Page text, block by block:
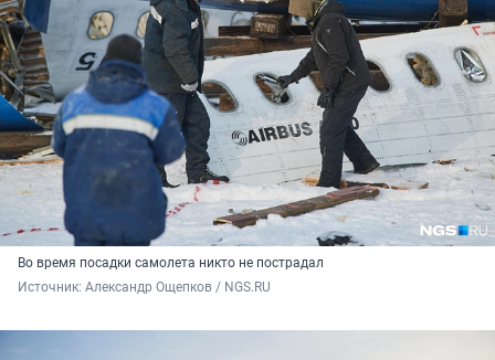
Во время посадки самолета никто не пострадал
Источник: Александр Ощепков / NGS.RU